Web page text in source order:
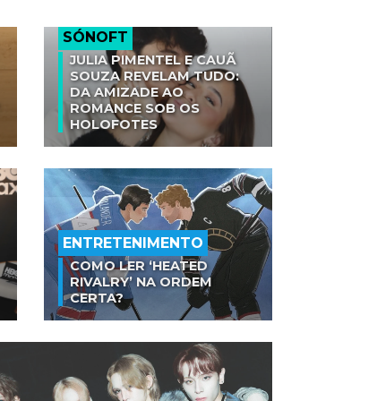
SÓNOFT
JULIA PIMENTEL E CAUÃ
SOUZA REVELAM TUDO:
DA AMIZADE AO
ROMANCE SOB OS
HOLOFOTES
ENTRETENIMENTO
COMO LER ‘HEATED
RIVALRY’ NA ORDEM
CERTA?